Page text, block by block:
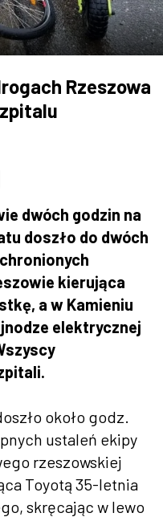
Rzeszowa
dwóch godzin na
doszło do dwóch
kierująca
a w Kamieniu
elektrycznej
około godz.
ustaleń ekipy
rzeszowskiej
Toyotą 35-letnia
skręcając w lewo